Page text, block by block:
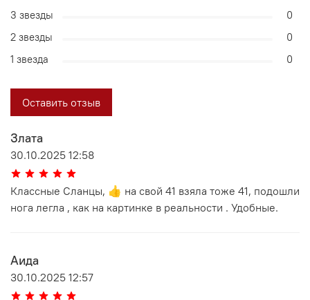
Злата
30.10.2025 12:58
Классные Сланцы, 👍 на свой 41 взяла тоже 41, подошли
нога легла , как на картинке в реальности . Удобные.
Аида
30.10.2025 12:57
3 звезды
0
2 звезды
0
1 звезда
0
Оставить отзыв